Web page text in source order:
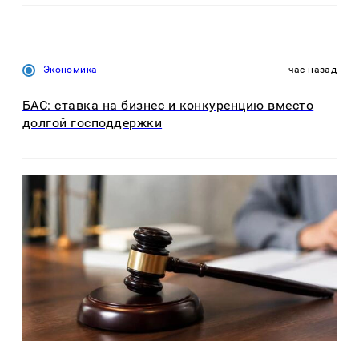
Экономика час назад
БАС: ставка на бизнес и конкуренцию вместо
долгой господдержки